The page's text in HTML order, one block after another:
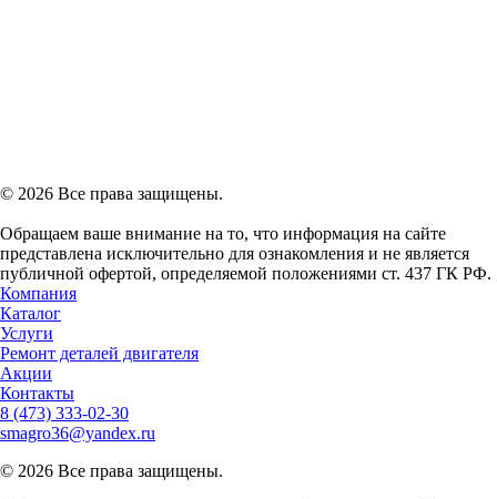
© 2026 Все права защищены.
Обращаем ваше внимание на то, что информация на сайте
представлена исключительно для ознакомления и не является
публичной офертой, определяемой положениями ст. 437 ГК РФ.
Компания
Каталог
Услуги
Ремонт деталей двигателя
Акции
Контакты
8 (473) 333-02-30
smagro36@yandex.ru
© 2026 Все права защищены.